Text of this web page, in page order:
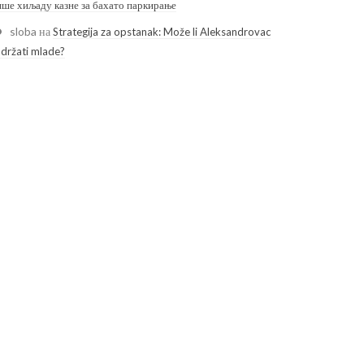
хиљаду казне за бахато паркирање
sloba наStrategija za opstanak: Može li Aleksandrovac
mlade?